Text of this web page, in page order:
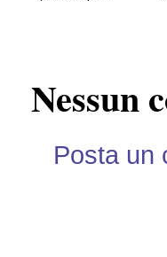
Nessun
Posta un